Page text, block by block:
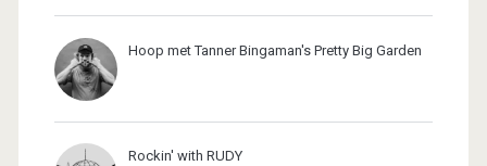
Hoop met Tanner Bingaman's Pretty Big Garden
Rockin' with RUDY